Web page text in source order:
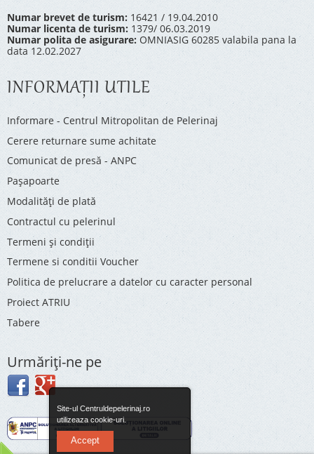
Site-ul Centruldepelerinaj.ro
utilizeaza cookie-uri.
Accept
Numar brevet de turism: 16421 / 19.04.2010
Numar licenta de turism: 1379/ 06.03.2019
Numar polita de asigurare: OMNIASIG 60285 valabila pana la
data 12.02.2027
INFORMAŢII UTILE
Informare - Centrul Mitropolitan de Pelerinaj
Cerere returnare sume achitate
Comunicat de presă - ANPC
Pașapoarte
Modalități de plată
Contractul cu pelerinul
Termeni și condiții
Termene si conditii Voucher
Politica de prelucrare a datelor cu caracter personal
Proiect ATRIU
Tabere
Urmăriţi-ne pe